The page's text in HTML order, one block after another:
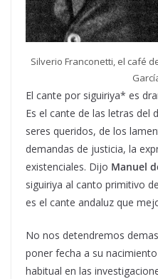
Silverio Franconetti, el café
El cante por siguiriya* es
Es el cante de las letras del
seres queridos, de los
demandas de justicia, la
existenciales. Dijo Manuel
siguiriya al canto primitivo
es el cante andaluz que
No nos detendremos
poner fecha a su
habitual en las